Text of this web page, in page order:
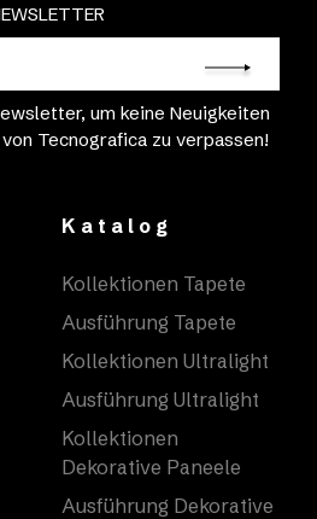
um keine Neuigkeiten
Tecnografica zu verpassen!
Katalog
Kollektionen Tapete
Ausführung Tapete
Kollektionen Ultralight
Ausführung Ultralight
Kollektionen
Dekorative Paneele
Ausführung Dekorative